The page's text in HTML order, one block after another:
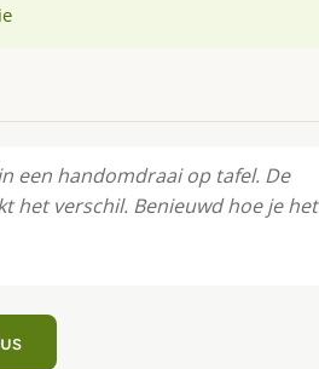
een handomdraai op tafel. De
het verschil. Benieuwd hoe je het